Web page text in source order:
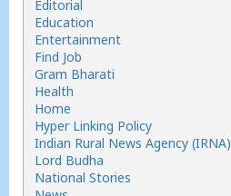
Editorial
Education
Entertainment
Find Job
Gram Bharati
Health
Home
Hyper Linking Policy
Indian Rural News Agency (IRNA)
Lord Budha
National Stories